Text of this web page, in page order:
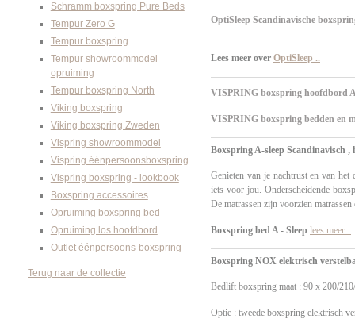
Schramm boxspring Pure Beds
Tempur Zero G
Tempur boxspring
Tempur showroommodel
opruiming
Tempur boxspring North
Viking boxspring
Viking boxspring Zweden
Vispring showroommodel
Vispring éénpersoonsboxspring
Vispring boxspring - lookbook
Boxspring accessoires
Opruiming boxspring bed
Opruiming los hoofdbord
Outlet éénpersoons-boxspring
Terug naar de collectie
OptiSleep Scandinavische
Lees meer over OptiSleep ..
VISPRING boxspring hoofdbord
VISPRING boxspring bedden en
Boxspring A-sleep Scandinavisch
Genieten van je nachtrust en van
iets voor jou. Onderscheidende
De matrassen zijn voorzien
Boxspring bed A - Sleep lees meer...
Boxspring NOX elektrisch
Bedlift boxspring maat : 90 x 200/
Optie : tweede boxspring elektrisch